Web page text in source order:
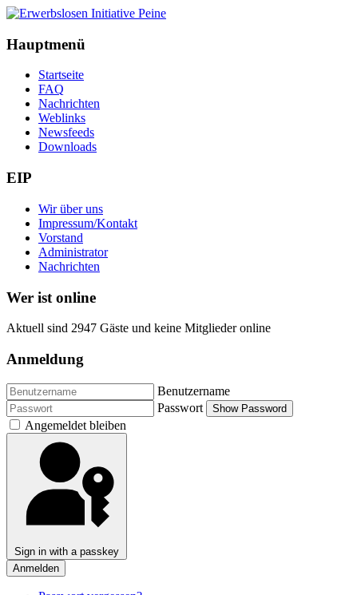
Hauptmenü
Startseite
FAQ
Nachrichten
Weblinks
Newsfeeds
Downloads
EIP
Wir über uns
Impressum/Kontakt
Vorstand
Administrator
Nachrichten
Wer ist online
Aktuell sind 2947 Gäste und keine Mitglieder online
Anmeldung
Benutzername
Passwort
Show Password
Angemeldet bleiben
Sign in with a passkey
Anmelden